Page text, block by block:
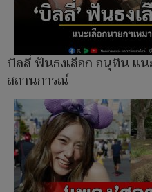
บิลลี่ ฟันธงเลือก อนุทิน แน
สถานการณ์